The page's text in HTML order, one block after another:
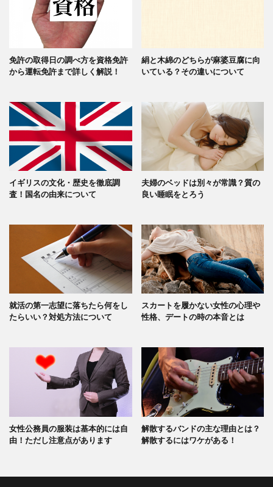
免許の取得日の調べ方を資格免許
から運転免許まで詳しく解説！
絹と木綿のどちらが麻婆豆腐に向
いている？その違いについて
イギリスの文化・歴史を徹底調
査！国名の由来について
夫婦のベッドは別々が常識？質の
良い睡眠をとろう
就活の第一志望に落ちたら何をし
たらいい？対処方法について
スカートを履かない女性の心理や
性格、デートの時の本音とは
女性公務員の服装は基本的には自
由！ただし注意点があります
解散するバンドの主な理由とは？
解散するにはワケがある！